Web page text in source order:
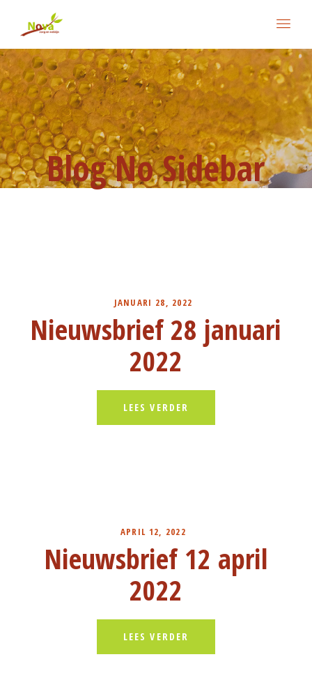
Blog No Sidebar
JANUARI 28, 2022
Nieuwsbrief 28 januari
2022
LEES VERDER
APRIL 12, 2022
Nieuwsbrief 12 april
2022
LEES VERDER